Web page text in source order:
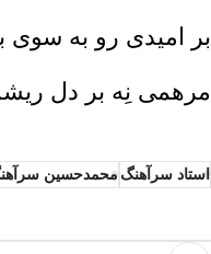
بر امیدی رو به سوی
مرهمی نِه بر دل
استاد سرآهنگمحمدحسین